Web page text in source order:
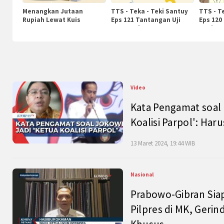
Menangkan Jutaan
Rupiah Lewat Kuis
TTS - Teka - Teki Santuy
Eps 121 Tantangan Uji
Pengetahuan
TTS -
Eps
Video
Kata Pengamat
Koalisi Parpol':
13 Maret 2024, 19:44 WIB
Nasional
Prabowo-Gibran
Pilpres di MK,